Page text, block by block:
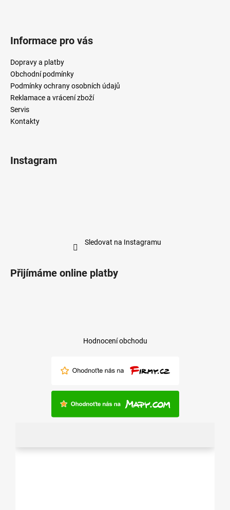
Informace pro vás
Dopravy a platby
Obchodní podmínky
Podmínky ochrany osobních údajů
Reklamace a vrácení zboží
Servis
Kontakty
Instagram
Sledovat na Instagramu
Přijímáme online platby
Hodnocení obchodu